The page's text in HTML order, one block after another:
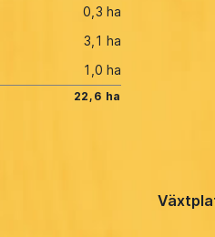
0,3 ha
3,1 ha
1,0 ha
22,6 ha